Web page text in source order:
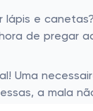
e
de pregar
Uma
a mala